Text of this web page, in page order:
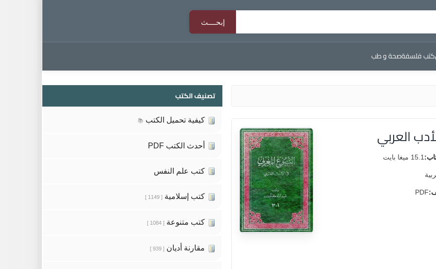
كتب فلسفةصحة و طب
العربي
15.1 ميغا بايت
PDF
تصنيف الكتب
كيفية تحميل الكتب 📚
أحدث الكتب PDF
كتب علم النفس
كتب إسلامية [ 1149 ]
كتب متنوعة [ 1084 ]
مقارنة أديان [ 939 ]